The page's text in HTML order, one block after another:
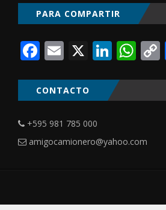
PARA COMPARTIR
Facebook
Email
X
CONTACTO
+595 981 785 000
amigocamionero@yahoo.com